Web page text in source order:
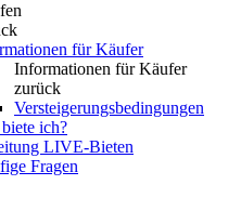
für Käufer
Informationen für Käufer
zurück
Versteigerungsbedingungen
ich?
LIVE-Bieten
Fragen